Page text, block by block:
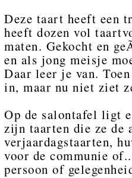
Deze taart heeft een
heeft dozen vol
maten. Gekocht en
en als jong meisje
Daar leer je van.
in, maar nu niet ziet
Op de salontafel ligt
zijn taarten die ze de
verjaardagstaarten,
voor de communie
persoon of